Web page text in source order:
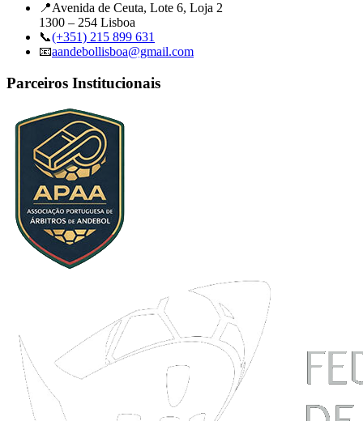
📍Avenida de Ceuta, Lote 6, Loja 2
1300 – 254 Lisboa
📞(+351) 215 899 631
📧aandebollisboa@gmail.com
Parceiros Institucionais